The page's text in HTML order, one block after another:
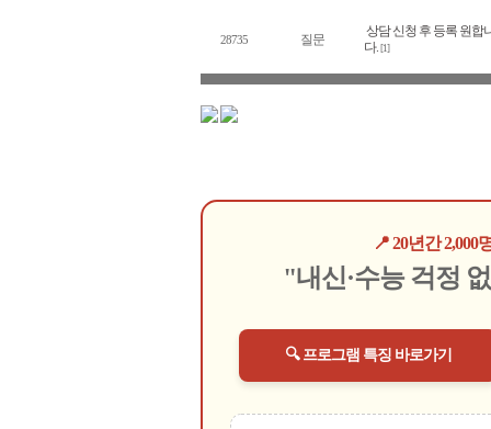
28735 질문
상담 신청 후 등록 원합
다. [1]
📍 20년간 2,000
"내신·수능 걱정
🔍 프로그램 특징 바로가기